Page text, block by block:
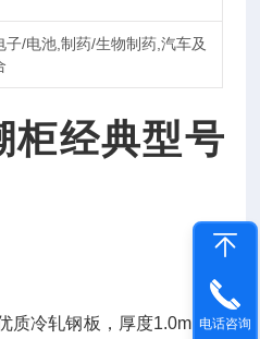
子/电池,制药/生物制药,汽车及
柜经典型号
质冷轧钢板，厚度1.0mm，
电话咨询